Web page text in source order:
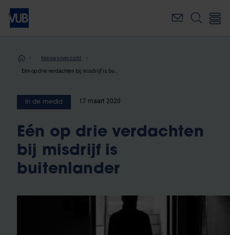
Overslaan
naar
inhoudKruimelpad
Nieuwsoverzicht
In de media 17 maart 2020
Eén op drie verdachten
bij misdrijf is
buitenlander